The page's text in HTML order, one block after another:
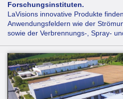
Forschungsinstituten.
LaVisions innovative Produkte
Anwendungsfeldern wie der
sowie der Verbrennungs-, Spray-